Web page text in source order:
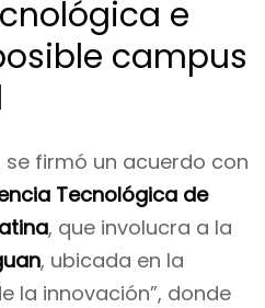
e
campus
firmó un acuerdo con
Tecnológica de
, que involucra a la
, ubicada en la
la innovación”, donde